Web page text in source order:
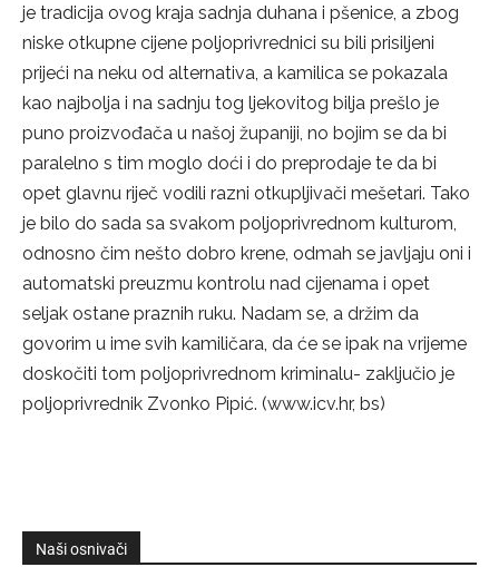
je tradicija ovog kraja sadnja duhana i pšenice, a zbog
niske otkupne cijene poljoprivrednici su bili prisiljeni
prijeći na neku od alternativa, a kamilica se pokazala
kao najbolja i na sadnju tog ljekovitog bilja prešlo je
puno proizvođača u našoj županiji, no bojim se da bi
paralelno s tim moglo doći i do preprodaje te da bi
opet glavnu riječ vodili razni otkupljivači mešetari. Tako
je bilo do sada sa svakom poljoprivrednom kulturom,
odnosno čim nešto dobro krene, odmah se javljaju oni i
automatski preuzmu kontrolu nad cijenama i opet
seljak ostane praznih ruku. Nadam se, a držim da
govorim u ime svih kamiličara, da će se ipak na vrijeme
doskočiti tom poljoprivrednom kriminalu- zaključio je
poljoprivrednik Zvonko Pipić. (www.icv.hr, bs)
Naši osnivači